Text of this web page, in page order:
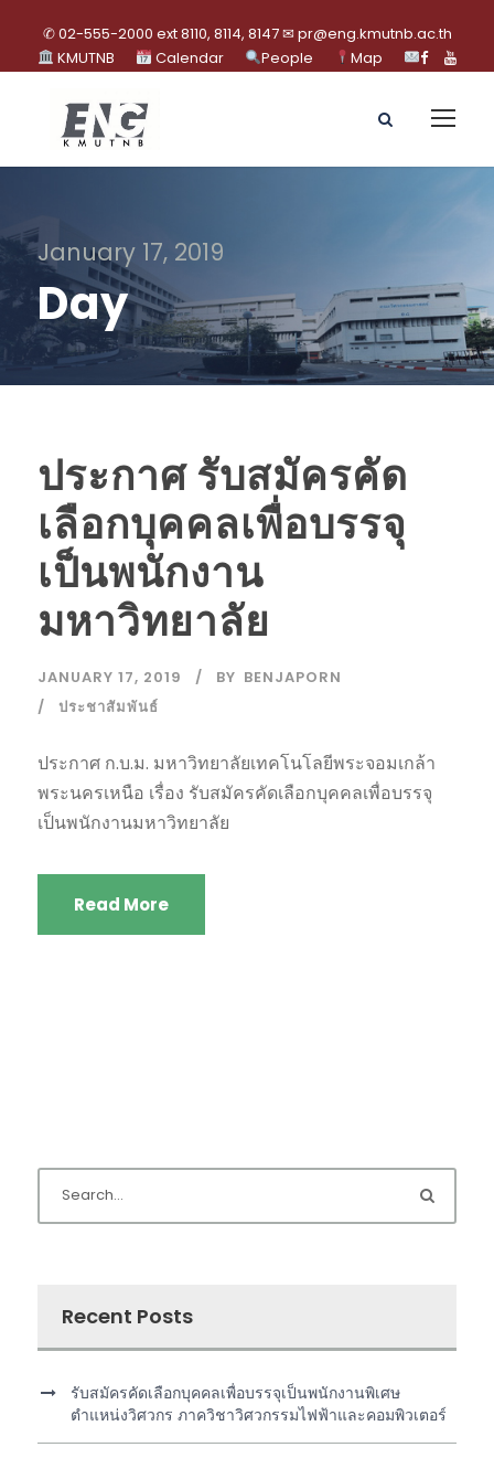
✆ 02-555-2000 ext 8110, 8114, 8147 ✉ pr@eng.kmutnb.ac.th
KMUTNB
Calendar People Map
January 17, 2019
Day
ประกาศ รับสมัครคัด
เลือกบุคคลเพื่อบรรจุ
เป็นพนักงาน
มหาวิทยาลัย
JANUARY 17, 2019 BY BENJAPORN
ประชาสัมพันธ์
ประกาศ ก.บ.ม. มหาวิทยาลัยเทคโนโลยีพระจอมเกล้า
พระนครเหนือ เรื่อง รับสมัครคัดเลือกบุคคลเพื่อบรรจุ
เป็นพนักงานมหาวิทยาลัย
Read More
Recent Posts
รับสมัครคัดเลือกบุคคลเพื่อบรรจุเป็นพนักงานพิเศษ
ตำแหน่งวิศวกร ภาควิชาวิศวกรรมไฟฟ้าและคอมพิวเตอร์